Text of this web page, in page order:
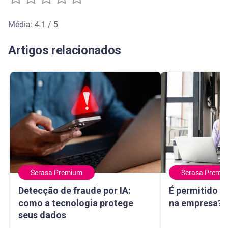
Média: 4.1 / 5
Artigos relacionados
Serasa Premium
Detecção de fraude por IA:
como a tecnologia protege
seus dados
Detecção de fraude por IA: como a tecnologia protege
Serasa
É permitido
na empresa?
É permitido